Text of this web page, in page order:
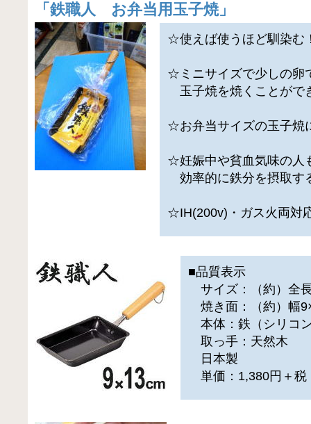
「 鉄職人 お弁当用玉子焼」
☆使えば使うほど馴染む
☆ミニサイズで少しの卵
玉子焼を焼くことがで
☆お弁当サイズの玉子焼
☆妊娠中や貧血気味の人
効率的に鉄分を摂取す
☆IH(200v)・ガス火両対
■品質表示
サイズ：（約）全
焼き面：（約）幅
本体：鉄（シリコ
取っ手：天然木
日本製
単価：1,380円＋税